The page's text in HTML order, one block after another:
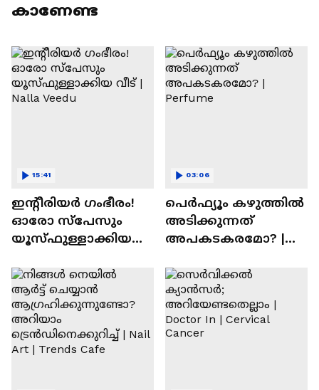
കാണേണ്ട
ഇന്റീരിയർ ഗംഭീരം!
ഓരോ സ്‌പേസും
യൂസ്ഫുള്ളാക്കിയ
15:41
പെർഫ്യൂം കഴുത്തിൽ
അടിക്കുന്നത്
അപകടകരമോ? |
03:06